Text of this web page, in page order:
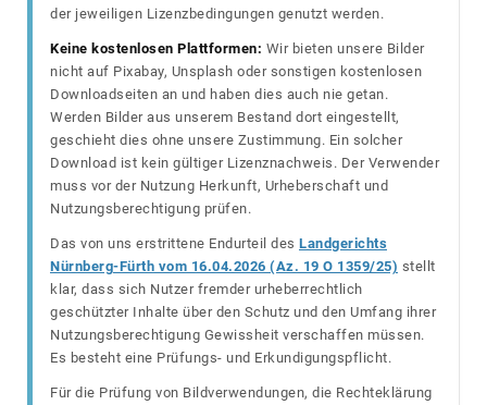
der jeweiligen Lizenzbedingungen genutzt werden.
Keine kostenlosen Plattformen: Wir bieten unsere Bilder
nicht auf Pixabay, Unsplash oder sonstigen kostenlosen
Downloadseiten an und haben dies auch nie getan.
Werden Bilder aus unserem Bestand dort eingestellt,
geschieht dies ohne unsere Zustimmung. Ein solcher
Download ist kein gültiger Lizenznachweis. Der Verwender
muss vor der Nutzung Herkunft, Urheberschaft und
Nutzungsberechtigung prüfen.
Das von uns erstrittene Endurteil des Landgerichts
Nürnberg-Fürth vom 16.04.2026 (Az. 19 O 1359/25) stellt
klar, dass sich Nutzer fremder urheberrechtlich
geschützter Inhalte über den Schutz und den Umfang ihrer
Nutzungsberechtigung Gewissheit verschaffen müssen.
Es besteht eine Prüfungs- und Erkundigungspflicht.
Für die Prüfung von Bildverwendungen, die Rechteklärung